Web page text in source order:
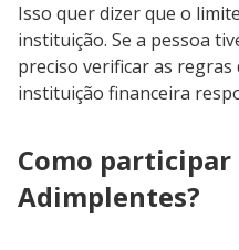
Isso quer dizer que o
instituição. Se a pessoa
preciso verificar as
instituição financeira
Como participar
Adimplentes?